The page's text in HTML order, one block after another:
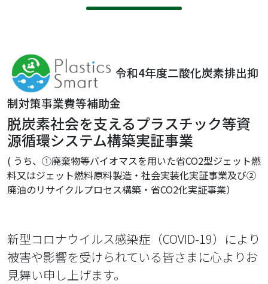
令和4年度二酸化炭素排出抑
制対策事業費等補助金
脱炭素社会を支えるプラスチック等資
源循環システム構築実証事業
( うち、①廃棄物等バイオマスを用いた省CO2型ジェット燃
料又はジェット燃料原料製造・社会実装化実証事業及び➁
廃油のリサイクルプロセス構築・省CO2化実証事業）
新型コロナウイルス感染症（COVID-19）により
被害や影響を受けられている皆さまに心よりお
見舞い申し上げます。